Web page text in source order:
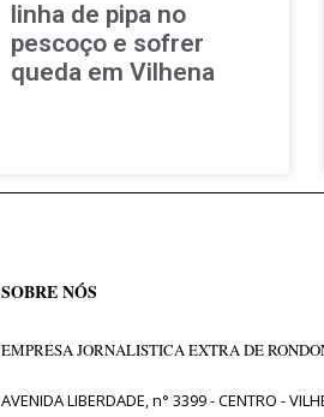
linha de pipa no
pescoço e sofrer
queda em Vilhena
SOBRE NÓS
EMPRESA JORNALISTICA EXTRA DE
AVENIDA LIBERDADE, n° 3399 - CENTRO -